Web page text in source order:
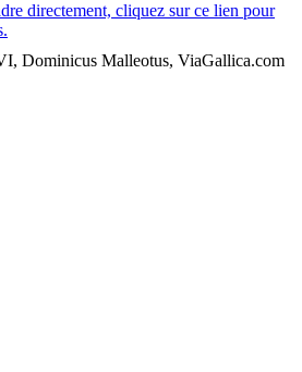
directement, cliquez sur ce lien pour
Dominicus Malleotus, ViaGallica.com